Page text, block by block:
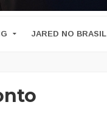
JARED NO BRASIL